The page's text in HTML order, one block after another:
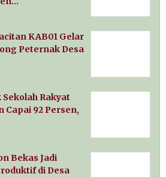
KAB01 Gelar
Peternak Desa
Rakyat
92 Persen,
Bekas Jadi
di Desa